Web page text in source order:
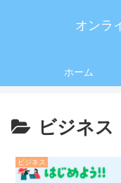
オンラ
ホーム
ビジネス
ビジネス